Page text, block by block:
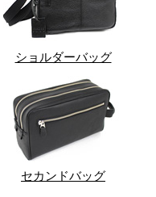
ショルダーバッグ
セカンドバッグ